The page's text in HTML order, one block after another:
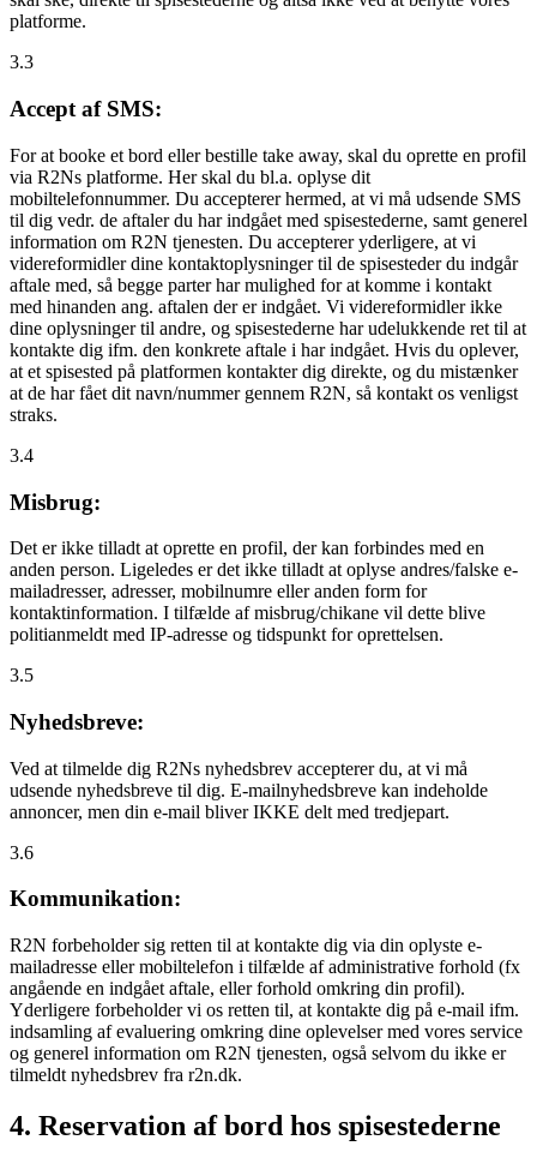
platforme.
3.3
Accept af SMS:
For at booke et bord eller bestille take away, skal du oprette en profil
via R2Ns platforme. Her skal du bl.a. oplyse dit
mobiltelefonnummer. Du accepterer hermed, at vi må udsende SMS
til dig vedr. de aftaler du har indgået med spisestederne, samt generel
information om R2N tjenesten. Du accepterer yderligere, at vi
videreformidler dine kontaktoplysninger til de spisesteder du indgår
aftale med, så begge parter har mulighed for at komme i kontakt
med hinanden ang. aftalen der er indgået. Vi videreformidler ikke
dine oplysninger til andre, og spisestederne har udelukkende ret til at
kontakte dig ifm. den konkrete aftale i har indgået. Hvis du oplever,
at et spisested på platformen kontakter dig direkte, og du mistænker
at de har fået dit navn/nummer gennem R2N, så kontakt os venligst
straks.
3.4
Misbrug:
Det er ikke tilladt at oprette en profil, der kan forbindes med en
anden person. Ligeledes er det ikke tilladt at oplyse andres/falske e-
mailadresser, adresser, mobilnumre eller anden form for
kontaktinformation. I tilfælde af misbrug/chikane vil dette blive
politianmeldt med IP-adresse og tidspunkt for oprettelsen.
3.5
Nyhedsbreve:
Ved at tilmelde dig R2Ns nyhedsbrev accepterer du, at vi må
udsende nyhedsbreve til dig. E-mailnyhedsbreve kan indeholde
annoncer, men din e-mail bliver IKKE delt med tredjepart.
3.6
Kommunikation:
R2N forbeholder sig retten til at kontakte dig via din oplyste e-
mailadresse eller mobiltelefon i tilfælde af administrative forhold (fx
angående en indgået aftale, eller forhold omkring din profil).
Yderligere forbeholder vi os retten til, at kontakte dig på e-mail ifm.
indsamling af evaluering omkring dine oplevelser med vores service
og generel information om R2N tjenesten, også selvom du ikke er
tilmeldt nyhedsbrev fra r2n.dk.
4. Reservation af bord hos spisestederne